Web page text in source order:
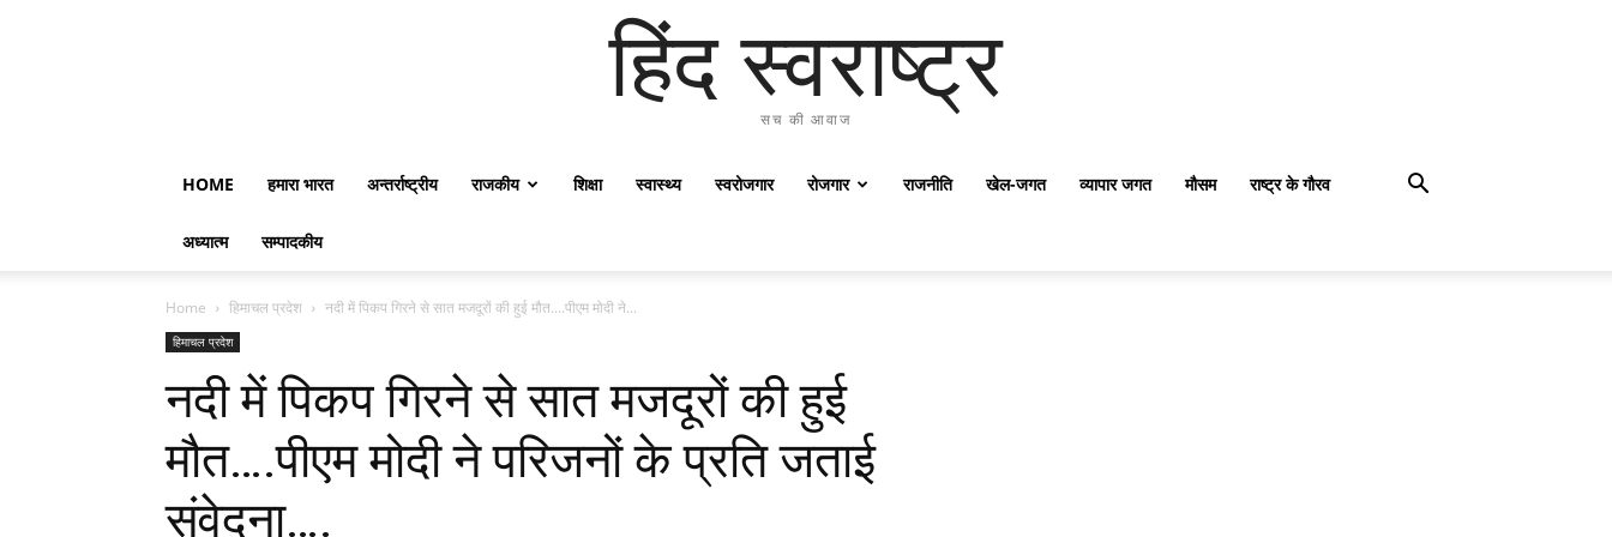
हिंद स्वराष्ट्र
सच की आवाज
HOME हमारा भारत अन्तर्राष्ट्रीय राजकीय शिक्षा स्वास्थ्य स्वरोजगार रोजगार राजनीति खेल-जगत व्यापार जगत मौसम राष्ट्र के गौरव
अध्यात्म सम्पादकीय
Home हिमाचल प्रदेश नदी में पिकप गिरने से सात मजदूरों की हुई मौत….पीएम मोदी ने...
हिमाचल प्रदेश
नदी में पिकप गिरने से सात मजदूरों की हुई
मौत….पीएम मोदी ने परिजनों के प्रति जताई
संवेदना….